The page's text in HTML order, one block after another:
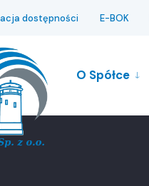
dostępności E-BOK
O Spółce